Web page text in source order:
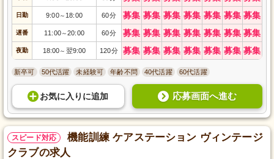
日勤 9:00～ 18:00 60分 募集 募集 募集 募集 募集 募集 募集
遅番 11:00～20:00 60分 募集 募集 募集 募集 募集 募集 募集
夜勤 18:00～ 翌9:00 120分 募集 募集 募集 募集 募集 募集 募集
新卒可 50代活躍 未経験可 年齢不問 40代活躍 60代活躍
お気に入り に追加 応募画面へ進む
スピード対応
機能訓練 ケアステーション ヴィンテージ
クラブの求人